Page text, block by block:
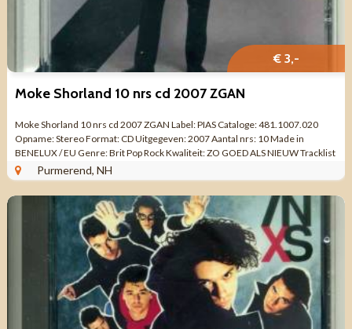
€ 3,-
Moke Shorland 10 nrs cd 2007 ZGAN
Moke Shorland 10 nrs cd 2007 ZGAN Label: PIAS Cataloge: 481.1007.020
Opname: Stereo Format: CD Uitgegeven: 2007 Aantal nrs: 10 Made in
BENELUX / EU Genre: Brit Pop Rock Kwaliteit: ZO GOED ALS NIEUW Tracklist
CD 1 This Plan ...
Purmerend, NH